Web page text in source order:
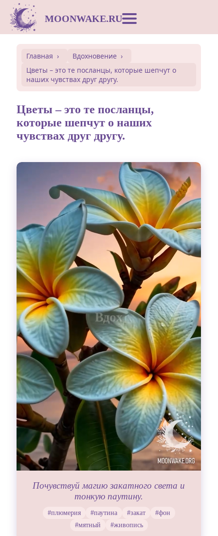
MOONWAKE.RU
Сонник
Открытки
Совместимость
Символы
Вдохновение
Гадания
Красоты!
Fashion
Главная
Вдохновение
Цветы – это те посланцы, которые шепчут о
наших чувствах друг другу.
Цветы – это те посланцы,
которые шепчут о наших
чувствах друг другу.
Выдох
Почувствуй магию закатного света и
тонкую паутину.
#плюмерия #паутина #закат
#фон
#мятный
#живопись